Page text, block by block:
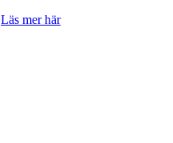
Läs mer här